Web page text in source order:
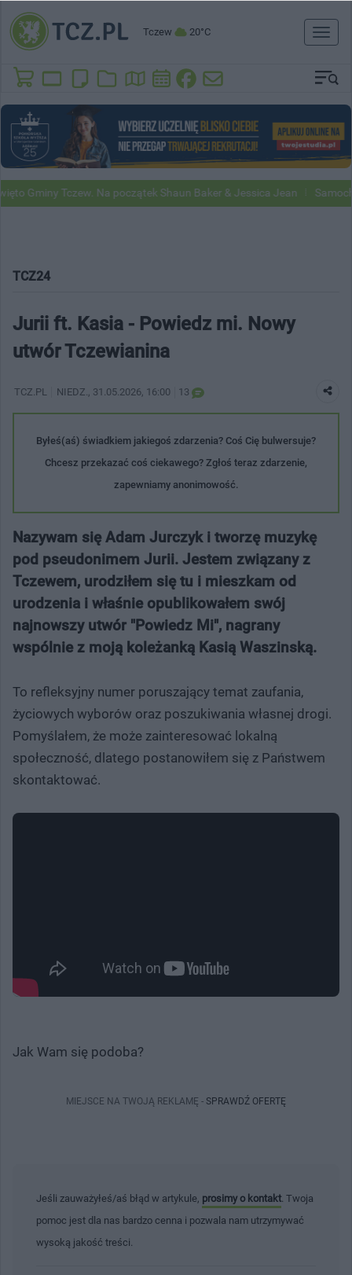
Tczew 20°C
Toggle
Tczew. Na początek Shaun Baker & Jessica Jean Samochody
TCZ24
Jurii ft. Kasia - Powiedz mi. Nowy
utwór Tczewianina
TCZ.PL NIEDZ. , 31.05.2026, 16:00 13
Byłeś(aś) świadkiem jakiegoś zdarzenia? Coś Cię bulwersuje?
Chcesz przekazać coś ciekawego? Zgłoś teraz zdarzenie,
zapewniamy anonimowość.
Nazywam się Adam Jurczyk i tworzę muzykę
pod pseudonimem Jurii. Jestem związany z
Tczewem, urodziłem się tu i mieszkam od
urodzenia i właśnie opublikowałem swój
najnowszy utwór "Powiedz Mi", nagrany
wspólnie z moją koleżanką Kasią Waszinską.
To refleksyjny numer poruszający temat zaufania,
życiowych wyborów oraz poszukiwania własnej drogi.
Pomyślałem, że może zainteresować lokalną
społeczność, dlatego postanowiłem się z Państwem
skontaktować.
Jak Wam się podoba?
MIEJSCE NA TWOJĄ REKLAMĘ - SPRAWDŹ OFERTĘ
Jeśli zauważyłeś/aś błąd w artykule, prosimy o kontakt . Twoja
pomoc jest dla nas bardzo cenna i pozwala nam utrzymywać
wysoką jakość treści.